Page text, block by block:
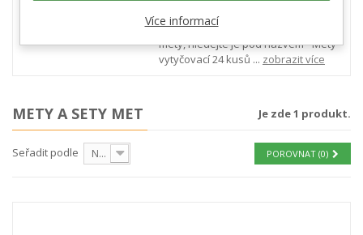
stojánku. U dvou typů met je
možnost položit tyčky na horní část
mety, hledejte je pod názvem - Mety
vytyčovací 24 kusů ... zobrazit více
METY A SETY MET Je zde 1 produkt.
POROVNAT (0)
Seřadit podle Nejprve produkty skladem
Více informací